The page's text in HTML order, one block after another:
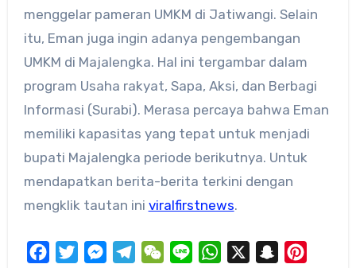
menggelar pameran UMKM di Jatiwangi. Selain
itu, Eman juga ingin adanya pengembangan
UMKM di Majalengka. Hal ini tergambar dalam
program Usaha rakyat, Sapa, Aksi, dan Berbagi
Informasi (Surabi). Merasa percaya bahwa Eman
memiliki kapasitas yang tepat untuk menjadi
bupati Majalengka periode berikutnya. Untuk
mendapatkan berita-berita terkini dengan
mengklik tautan ini viralfirstnews.
FacebookTwitterMessengerTelegramWeChat
Line WhatsApp Snapchat